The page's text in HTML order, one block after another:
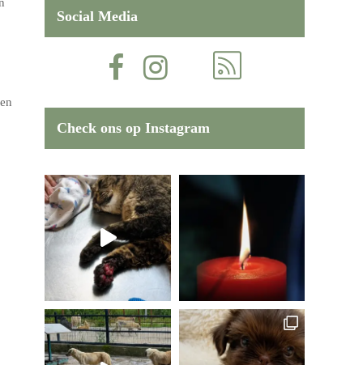
Social Media
Check ons op Instagram